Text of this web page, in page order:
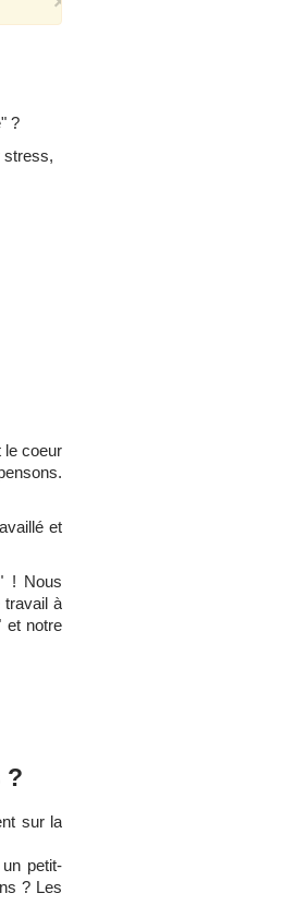
?
stress,
le coeur
et
! Nous
travail à
et notre
?
sur la
petit-
? Les